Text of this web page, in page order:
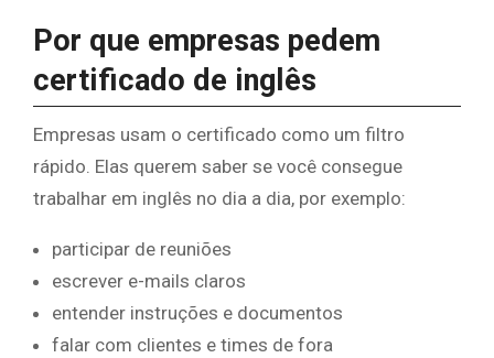
Por que empresas pedem
certificado de inglês
Empresas usam o certificado como um filtro
rápido. Elas querem saber se você consegue
trabalhar em inglês no dia a dia, por exemplo:
participar de reuniões
escrever e-mails claros
entender instruções e documentos
falar com clientes e times de fora